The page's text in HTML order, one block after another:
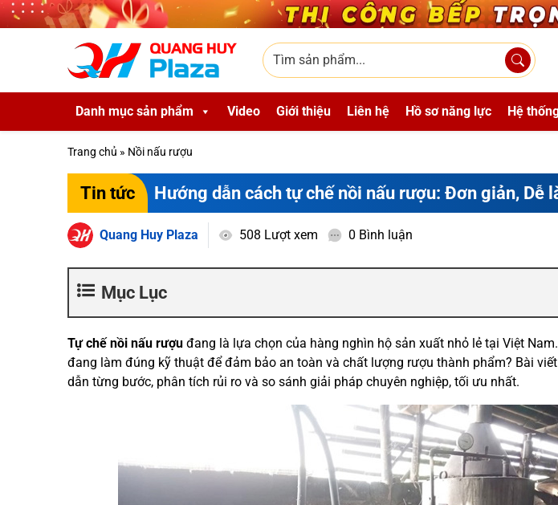
Skip to main content
Tìm sản phẩm
Danh mục sản phẩm Video Giới thiệu Liên hệ Hồ sơ năng lực Hệ
Trang chủ » Nồi nấu rượu
Tin tức Hướng dẫn cách tự chế nồi nấu rượu: Đơn giản, Dễ
Quang Huy Plaza 508 Lượt xem 0 Bình luận
Mục Lục
Tự chế nồi nấu rượu đang là lựa chọn của hàng nghìn hộ sản xuất nhỏ lẻ tại Việt
đang làm đúng kỹ thuật để đảm bảo an toàn và chất lượng rượu thành phẩm? Bài
dẫn từng bước, phân tích rủi ro và so sánh giải pháp chuyên nghiệp, tối ưu nhất.